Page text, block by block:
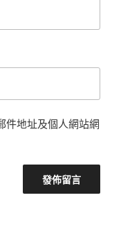
件地址及個人網站網